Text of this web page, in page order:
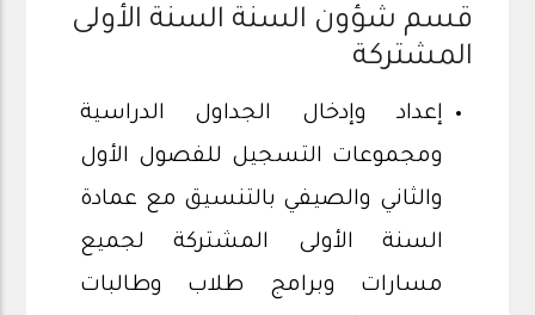
قسم شؤون السنة السنة الأولى
المشتركة
إعداد وإدخال الجداول الدراسية
ومجموعات التسجيل للفصول الأول
والثاني والصيفي بالتنسيق مع عمادة
السنة الأولى المشتركة لجميع
مسارات وبرامج طلاب وطالبات